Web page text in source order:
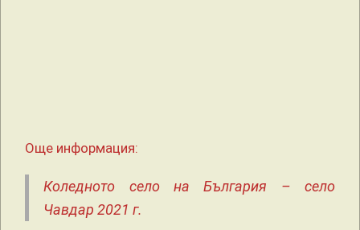
Още информация:
Коледното село на България – село
Чавдар 2021 г.